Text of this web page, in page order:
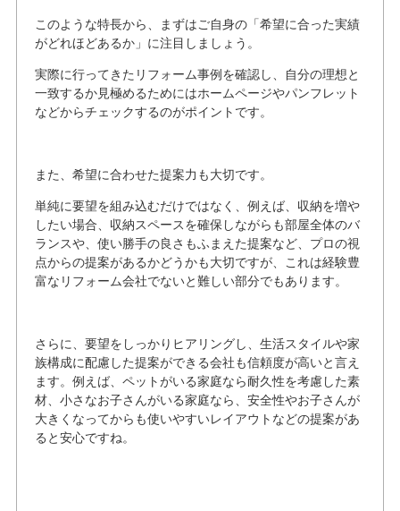
このような特長から、まずはご自身の「希望に合った実績
がどれほどあるか」に注目しましょう。
実際に行ってきたリフォーム事例を確認し、自分の理想と
一致するか見極めるためにはホームページやパンフレット
などからチェックするのがポイントです。
また、希望に合わせた提案力も大切です。
単純に要望を組み込むだけではなく、例えば、収納を増や
したい場合、収納スペースを確保しながらも部屋全体のバ
ランスや、使い勝手の良さもふまえた提案など、プロの視
点からの提案があるかどうかも大切ですが、これは経験豊
富なリフォーム会社でないと難しい部分でもあります。
さらに、要望をしっかりヒアリングし、生活スタイルや家
族構成に配慮した提案ができる会社も信頼度が高いと言え
ます。例えば、ペットがいる家庭なら耐久性を考慮した素
材、小さなお子さんがいる家庭なら、安全性やお子さんが
大きくなってからも使いやすいレイアウトなどの提案があ
ると安心ですね。